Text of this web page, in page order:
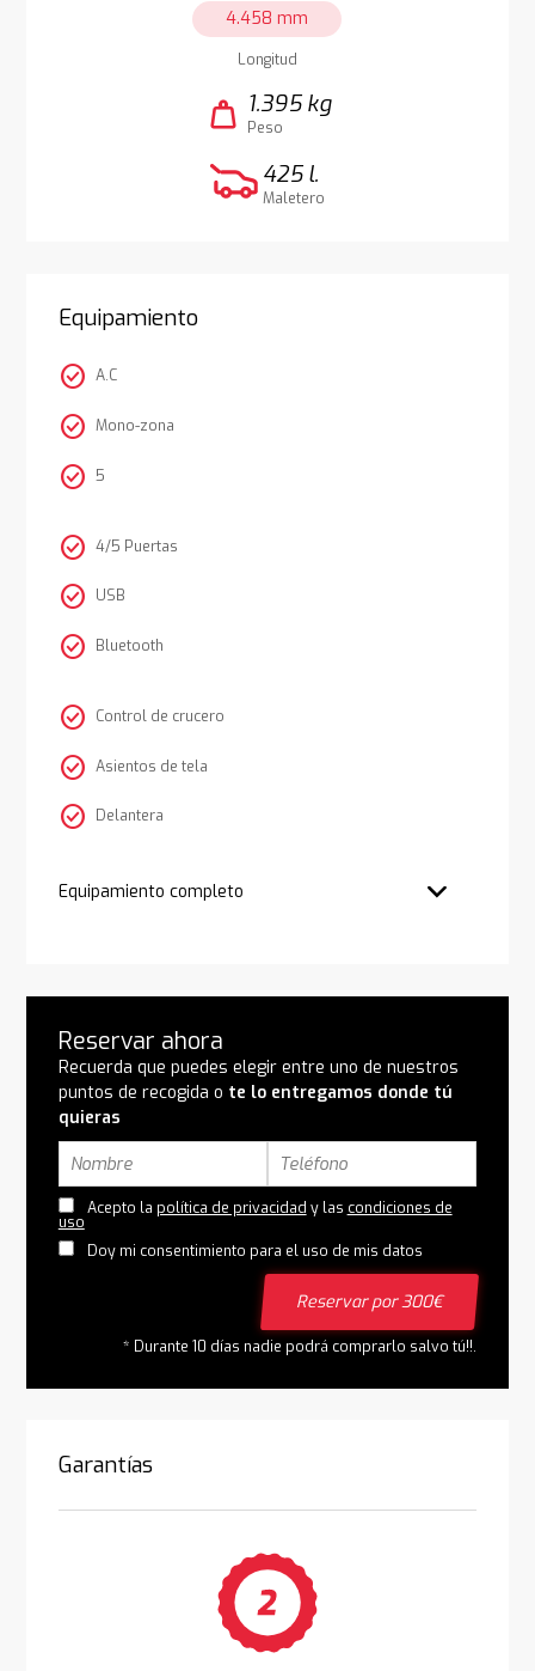
4.458 mm
Longitud
weight 1.395 kg
Peso
425 l.
Maletero
Equipamiento
check_circle A.C
check_circle Mono-zona
check_circle 5
check_circle 4/5 Puertas
check_circle USB
check_circle Bluetooth
check_circle Control de crucero
check_circle Asientos de tela
check_circle Delantera
Equipamiento completo
Reservar ahora
Recuerda que puedes elegir entre uno de nuestros
puntos de recogida o te lo entregamos donde tú
quieras
Acepto la política de privacidad y las condiciones de
uso
Doy mi consentimiento para el uso de mis datos
Reservar por 300€
* Durante 10 días nadie podrá comprarlo salvo tú!!.
Garantías